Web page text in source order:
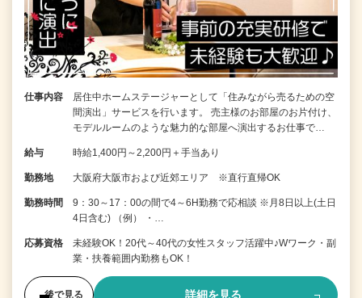
仕事内容
居住中ホームステージャーとして「住みながら売るための空
間演出」サービスを行います。 売主様のお部屋のお片付け、
モデルルームのような魅力的な部屋へ演出するお仕事で…
給与 時給1,400円～2,200円＋手当あり
勤務地 大阪府大阪市および近郊エリア ※直行直帰OK
勤務時間
9：30～17：00の間で4～6H勤務で応相談 ※月8日以上(土日
4日含む) （例） ・…
応募資格
未経験OK！20代～40代の女性スタッフ活躍中♪Wワーク・副
業・扶養範囲内勤務もOK！
後で見る 詳細を見る